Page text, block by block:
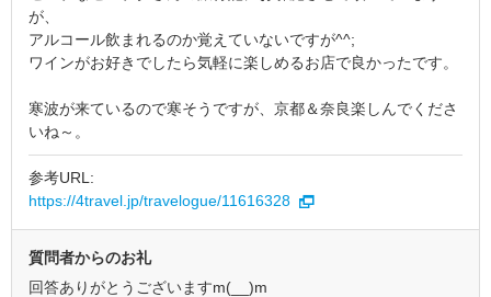
が、
アルコール飲まれるのか覚えていないですが^^;
ワインがお好きでしたら気軽に楽しめるお店で良かったです。
寒波が来ているので寒そうですが、京都＆奈良楽しんでくださ
いね～。
参考URL:
https://4travel.jp/travelogue/11616328
質問者からのお礼
回答ありがとうございますm(__)m